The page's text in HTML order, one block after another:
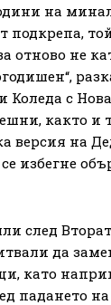
на
отново не
Коледа с
както и
версия на
избегне
след
да
като
падането